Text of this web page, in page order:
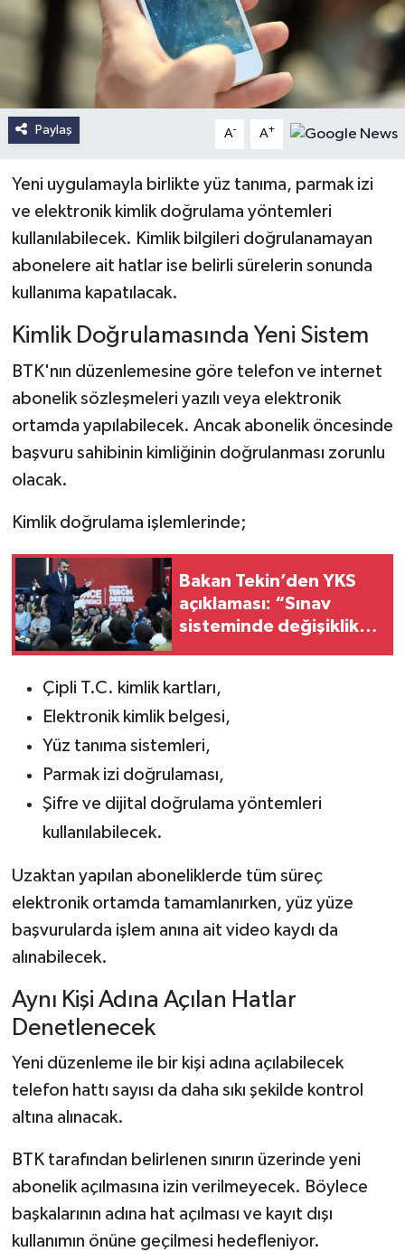
Paylaş A- A+
Yeni uygulamayla birlikte yüz tanıma, parmak izi
ve elektronik kimlik doğrulama yöntemleri
kullanılabilecek. Kimlik bilgileri doğrulanamayan
abonelere ait hatlar ise belirli sürelerin sonunda
kullanıma kapatılacak.
Kimlik Doğrulamasında Yeni Sistem
BTK'nın düzenlemesine göre telefon ve internet
abonelik sözleşmeleri yazılı veya elektronik
ortamda yapılabilecek. Ancak abonelik öncesinde
başvuru sahibinin kimliğinin doğrulanması zorunlu
olacak.
Kimlik doğrulama işlemlerinde;
Bakan Tekin’den YKS
açıklaması: “Sınav
sisteminde değişiklik
Çipli T.C. kimlik kartları,
Elektronik kimlik belgesi,
Yüz tanıma sistemleri,
Parmak izi doğrulaması,
Şifre ve dijital doğrulama yöntemleri
kullanılabilecek.
Uzaktan yapılan aboneliklerde tüm süreç
elektronik ortamda tamamlanırken, yüz yüze
başvurularda işlem anına ait video kaydı da
alınabilecek.
Aynı Kişi Adına Açılan Hatlar
Denetlenecek
Yeni düzenleme ile bir kişi adına açılabilecek
telefon hattı sayısı da daha sıkı şekilde kontrol
altına alınacak.
BTK tarafından belirlenen sınırın üzerinde yeni
abonelik açılmasına izin verilmeyecek. Böylece
başkalarının adına hat açılması ve kayıt dışı
kullanımın önüne geçilmesi hedefleniyor.